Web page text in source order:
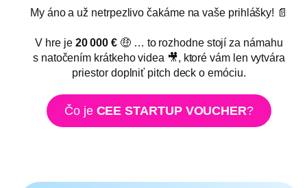
My áno a už netrpezlivo čakáme na vaše prihlášky! 📄
V hre je 20 000 € 🤑 … to rozhodne stojí za námahu
s natočením krátkeho videa 🎥, ktoré vám len vytvára
priestor doplniť pitch deck o emóciu.
Čo je CEE STARTUP VOUCHER?